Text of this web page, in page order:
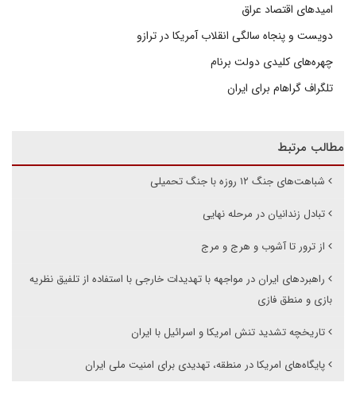
امیدهای اقتصاد عراق
دویست و پنجاه سالگی انقلاب آمریکا در ترازو
چهره‌های کلیدی دولت برنام
تلگراف گراهام برای ایران
مطالب مرتبط
شباهت‌های جنگ ۱۲ روزه با جنگ تحمیلی
تبادل زندانیان در مرحله نهایی
از ترور تا آشوب و هرج و مرج
راهبردهای ایران در مواجهه با تهدیدات خارجی با استفاده از تلفیق نظریه
بازی و منطق فازی
تاریخچه تشدید تنش امریکا و اسرائیل با ایران
پایگاه‌های امریکا در منطقه، تهدیدی برای امنیت ملی ایران